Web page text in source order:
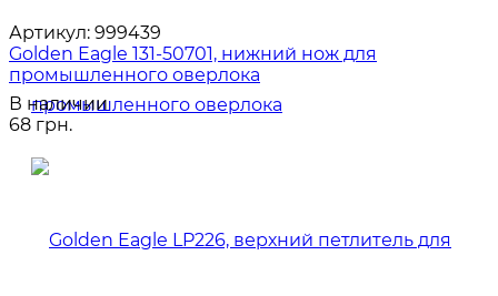
Артикул: 999439
Golden Eagle 131-50701, нижний нож для
промышленного оверлока
В наличии
68 грн.